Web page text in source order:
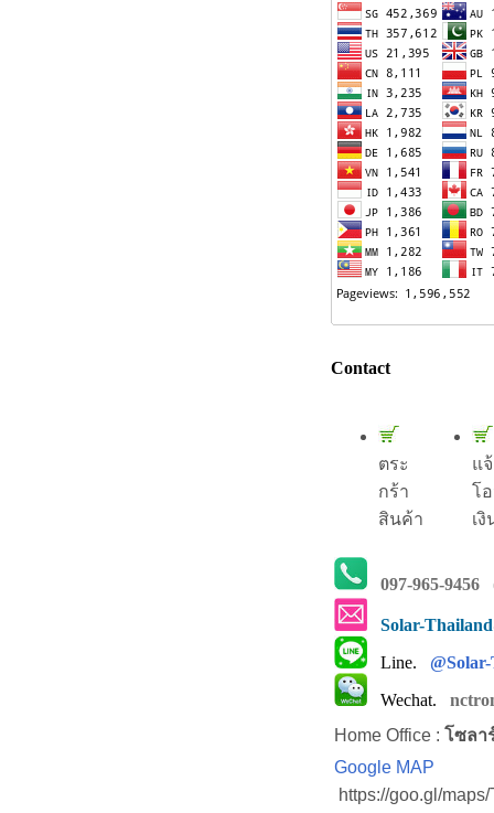
Contact
ตระ
กร้า
สินค้า
แ
โ
เงิ
097-965-9456
Solar-
Line.
Wechat.
Home Office : โซลา
Google MAP
https://goo.gl/